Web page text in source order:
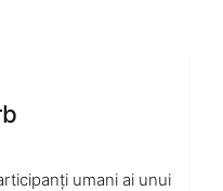
umani ai unui